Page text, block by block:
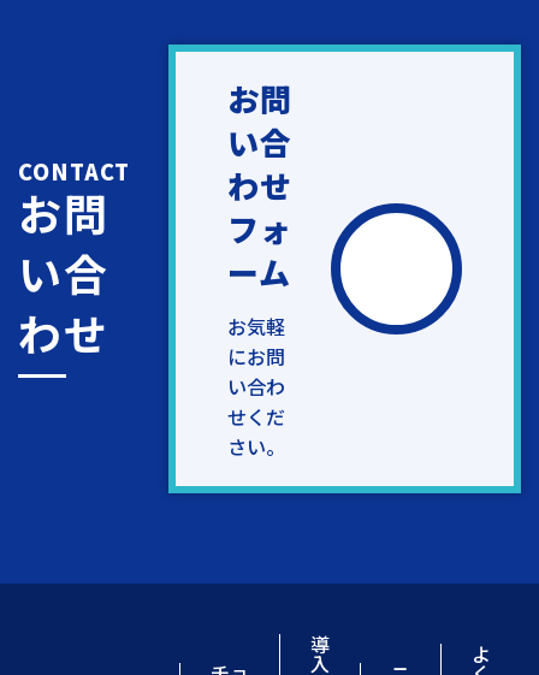
CONTACT
お問
い合
わせ
お問
い合
わせ
フォ
ーム
お気軽
にお問
い合わ
せくだ
さい。
導
入 よ